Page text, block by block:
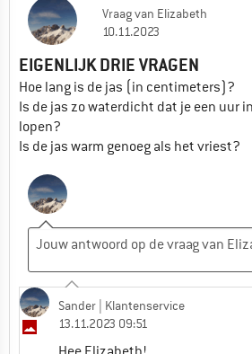
Vraagvan Elizabeth
10.11.2023
EIGENLIJK DRIE VRAGEN
Hoe lang is de jas (in centimeters)?
Is de jas zo waterdicht dat je een uur
lopen?
Is de jas warm genoeg als het vriest?
Sander | Klantenservice
13.11.2023 09:51